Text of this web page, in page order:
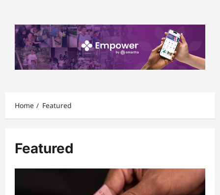
content
Home Featured
Featured